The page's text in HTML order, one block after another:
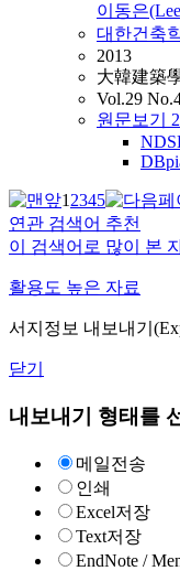
이동은
대한건축
2013
大韓建築
Vol.29
원문보기 2
12345
연관 검색어 추천
이 검색어로 많이 본
활용도 높은 자료
서지정보 내보내기
닫기
내보내기 형태를
메일전송
인쇄
Excel저장
Text저장
EndNote /